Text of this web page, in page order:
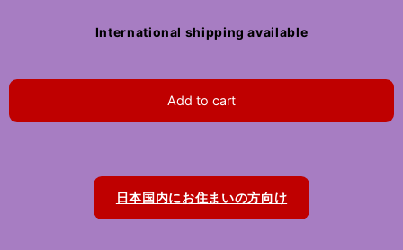
International shipping available
Add to cart
日本国内にお住まいの方向け